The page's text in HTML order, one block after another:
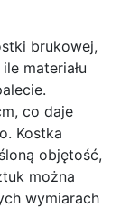
brukowej,
materiału
co daje
Kostka
objętość,
można
wymiarach